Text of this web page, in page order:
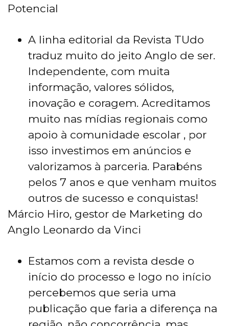
Potencial
A linha editorial da Revista TUdo
traduz muito do jeito Anglo de ser.
Independente, com muita
informação, valores sólidos,
inovação e coragem. Acreditamos
muito nas mídias regionais como
apoio à comunidade escolar , por
isso investimos em anúncios e
valorizamos à parceria. Parabéns
pelos 7 anos e que venham muitos
outros de sucesso e conquistas!
Márcio Hiro, gestor de Marketing do
Anglo Leonardo da Vinci
Estamos com a revista desde o
início do processo e logo no início
percebemos que seria uma
publicação que faria a diferença na